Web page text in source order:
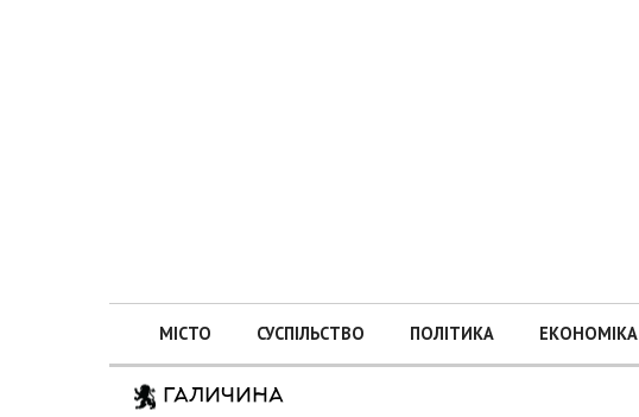
МІСТО СУСПІЛЬСТВО ПОЛІТИКА ЕКОНОМІКА
ГАЛИЧИНА